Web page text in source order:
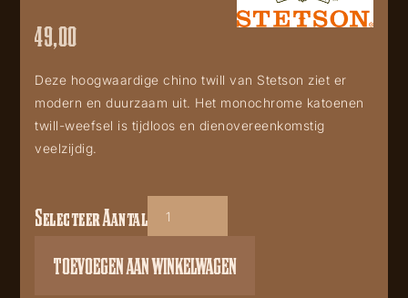
49,00
Deze hoogwaardige chino twill van Stetson ziet er
modern en duurzaam uit. Het monochrome katoenen
twill-weefsel is tijdloos en dienovereenkomstig
veelzijdig.
Stetson
cap
Selecteer Aantal
TOEVOEGEN AAN WINKELWAGEN